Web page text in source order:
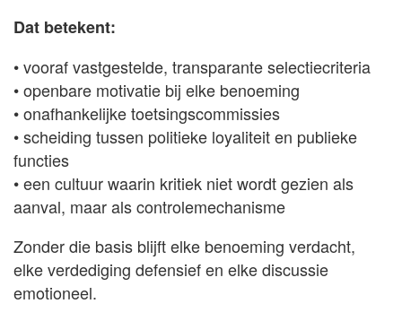
Dat betekent:
• vooraf vastgestelde, transparante selectiecriteria
• openbare motivatie bij elke benoeming
• onafhankelijke toetsingscommissies
• scheiding tussen politieke loyaliteit en publieke
functies
• een cultuur waarin kritiek niet wordt gezien als
aanval, maar als controlemechanisme
Zonder die basis blijft elke benoeming verdacht,
elke verdediging defensief en elke discussie
emotioneel.